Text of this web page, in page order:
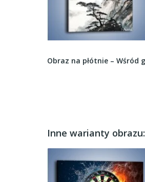
Inne warianty obrazu: